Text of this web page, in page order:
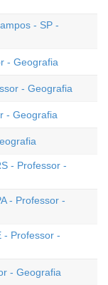
- SP -
- Geografia
- Geografia
- Geografia
- Professor -
- Professor -
- Professor -
- Geografia